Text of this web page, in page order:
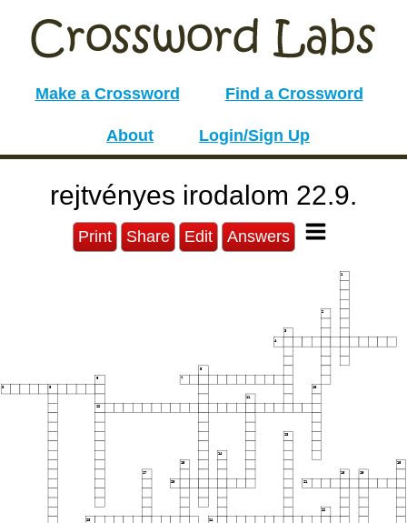
Make a Crossword Find a Crossword
About Login/Sign Up
rejtvényes irodalom 22.9.
Print Share Edit Answers
1
2
3
4
5
6 7
9 10
11
12
13
14
15 16
17 18 19
20 21
22
23 24